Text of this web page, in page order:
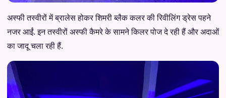
अस्फी तस्वीरों में ब्रालेस होकर शिमरी ब्लैक कलर की रिवीलिंग ड्रेस पहने
नजर आईं. इन तस्वीरों अस्फी कैमरे के सामने किलर पोज दे रही हैं और अदाओं
का जादू चला रही हैं.